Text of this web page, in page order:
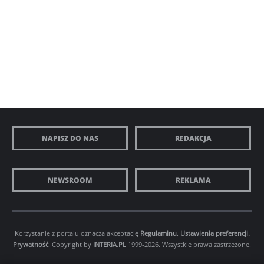
NAPISZ DO NAS REDAKCJA
NEWSROOM REKLAMA
Korzystanie z portalu oznacza akceptację Regulaminu. Ustawienia preferencji.
Prywatność. Copyright by INTERIA.PL 1999-2026. Wszystkie prawa zastrzeżone.